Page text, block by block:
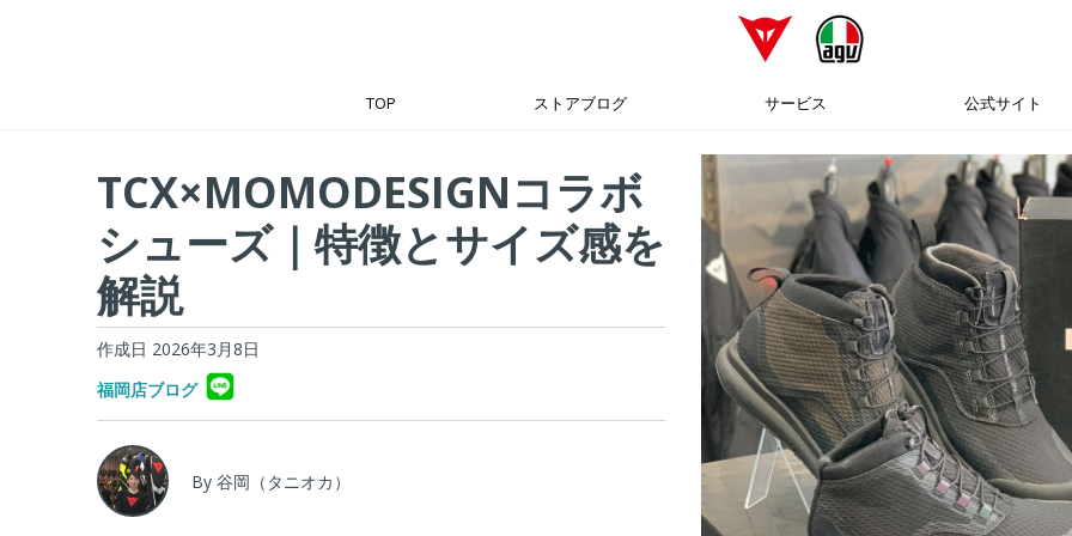
TOP ストアブログ サービス 公式サイト
TCX×MOMODESIGNコラボ
シューズ｜特徴とサイズ感を
解説
作成日 2026年3月8日
福岡店ブログ
By 谷岡（タニオカ）